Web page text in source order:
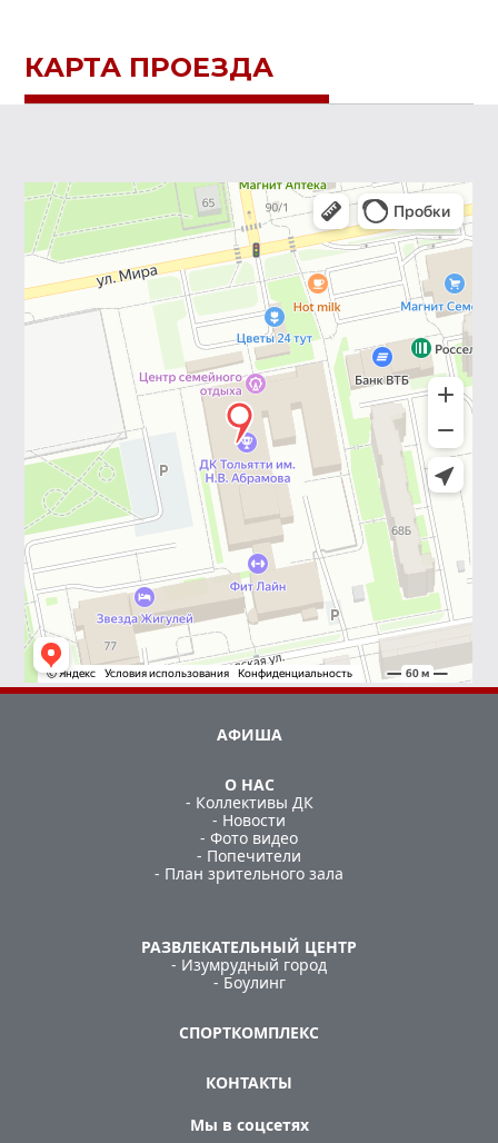
КАРТА ПРОЕЗДА
АФИША
О НАС
- Коллективы ДК
- Новости
- Фото видео
- Попечители
- План зрительного зала
РАЗВЛЕКАТЕЛЬНЫЙ ЦЕНТР
- Изумрудный город
- Боулинг
СПОРТКОМПЛЕКС
КОНТАКТЫ
Мы в соцсетях